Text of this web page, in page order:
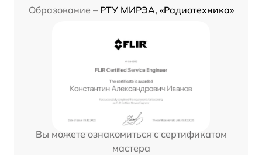
Образование – РТУ МИРЭА, «Радиотехника»
Вы можете ознакомиться с сертификатом
мастера